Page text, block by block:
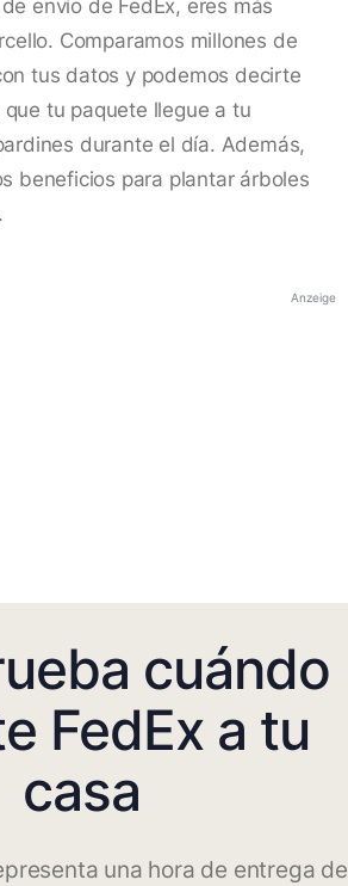
envío de FedEx, eres más
Comparamos millones de
tus datos y podemos decirte
tu paquete llegue a tu
durante el día. Además,
beneficios para plantar árboles
Anzeige
cuándo
FedEx a tu
casa
una hora de entrega de